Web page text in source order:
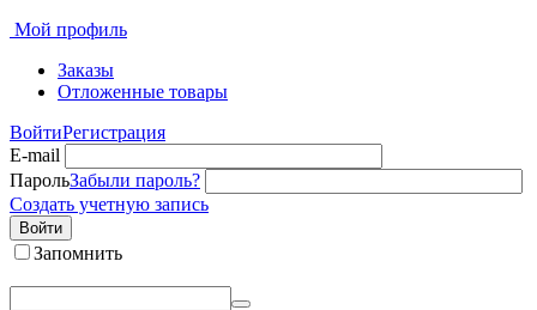
Мой профиль
Заказы
Отложенные товары
ВойтиРегистрация
E-mail
ПарольЗабыли пароль?
Создать учетную запись
Войти
Запомнить